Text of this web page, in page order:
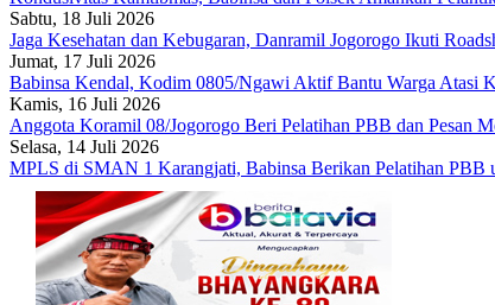
Sabtu, 18 Juli 2026
Jaga Kesehatan dan Kebugaran, Danramil Jogorogo Ikuti
Jumat, 17 Juli 2026
Babinsa Kendal, Kodim 0805/Ngawi Aktif Bantu Warga Atasi
Kamis, 16 Juli 2026
Anggota Koramil 08/Jogorogo Beri Pelatihan PBB dan Pesan
Selasa, 14 Juli 2026
MPLS di SMAN 1 Karangjati, Babinsa Berikan Pelatihan PBB